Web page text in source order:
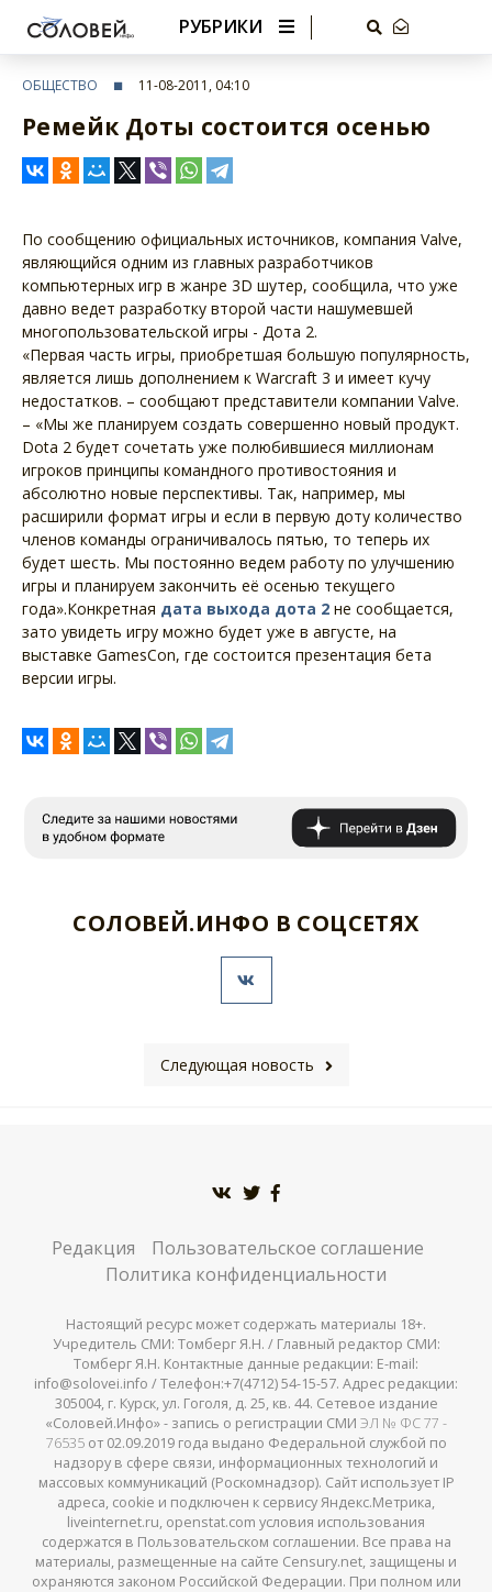
РУБРИКИ
ОБЩЕСТВО 11-08-2011, 04:10
Ремейк Доты состоится осенью
По сообщению официальных источников, компания Valve,
являющийся одним из главных разработчиков
компьютерных игр в жанре 3D шутер, сообщила, что уже
давно ведет разработку второй части нашумевшей
многопользовательской игры - Дота 2.
«Первая часть игры, приобретшая большую популярность,
является лишь дополнением к Warcraft 3 и имеет кучу
недостатков. – сообщают представители компании Valve.
– «Мы же планируем создать совершенно новый продукт.
Dota 2 будет сочетать уже полюбившиеся миллионам
игроков принципы командного противостояния и
абсолютно новые перспективы. Так, например, мы
расширили формат игры и если в первую доту количество
членов команды ограничивалось пятью, то теперь их
будет шесть. Мы постоянно ведем работу по улучшению
игры и планируем закончить её осенью текущего
года».Конкретная дата выхода дота 2 не сообщается,
зато увидеть игру можно будет уже в августе, на
выставке GamesCon, где состоится презентация бета
версии игры.
СОЛОВЕЙ.ИНФО В СОЦСЕТЯХ
Следующая новость
Редакция
Пользовательское соглашение
Политика конфиденциальности
Настоящий ресурс может содержать материалы 18+.
Учредитель СМИ: Томберг Я.Н. / Главный редактор СМИ:
Томберг Я.Н. Контактные данные редакции: E-mail:
info@solovei.info / Телефон:+7(4712) 54-15-57. Адрес редакции:
305004, г. Курск, ул. Гоголя, д. 25, кв. 44. Сетевое издание
«Соловей.Инфо» - запись о регистрации СМИ ЭЛ № ФС 77 -
76535от 02.09.2019 года выдано Федеральной службой по
надзору в сфере связи, информационных технологий и
массовых коммуникаций (Роскомнадзор). Сайт использует IP
адреса, cookie и подключен к сервису Яндекс.Метрика,
liveinternet.ru, openstat.com условия использования
содержатся в Пользовательском соглашении. Все права на
материалы, размещенные на сайте Censury.net, защищены и
охраняются законом Российской Федерации. При полном или